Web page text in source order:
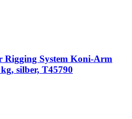
System Koni-Arm
silber, T45790